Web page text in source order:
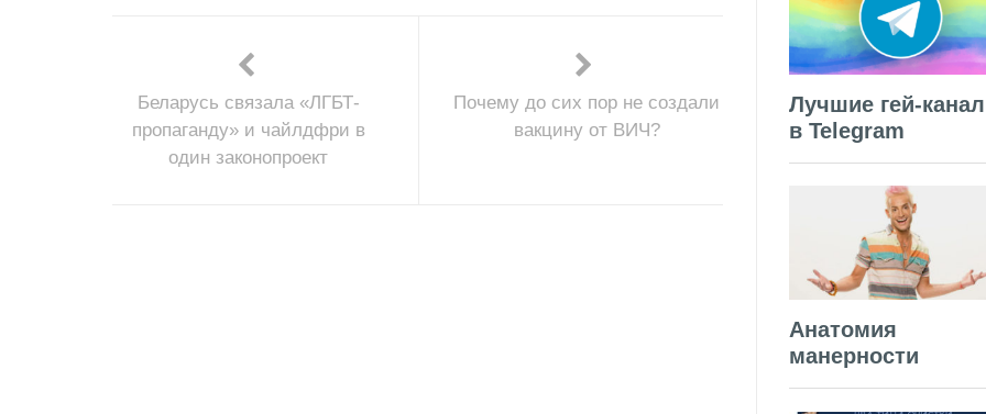
Беларусь связала «ЛГБТ-
пропаганду» и чайлдфри в
один законопроект
Почему до сих пор не создали
вакцину от ВИЧ?
Лучшие гей-
в Telegram
Анатомия
манерности